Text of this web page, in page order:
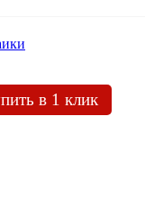
в 1 клик